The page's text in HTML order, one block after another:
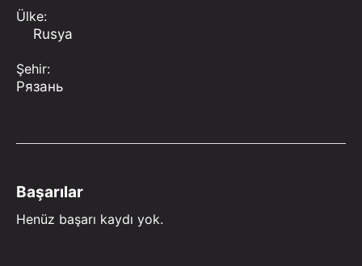
Ülke:
Rusya
Şehir:
Рязань
Başarılar
Henüz başarı kaydı yok.